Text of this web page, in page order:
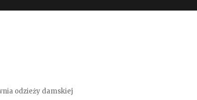
odzieży damskiej